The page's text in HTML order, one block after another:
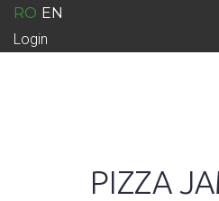
RO EN
Login
PIZZA